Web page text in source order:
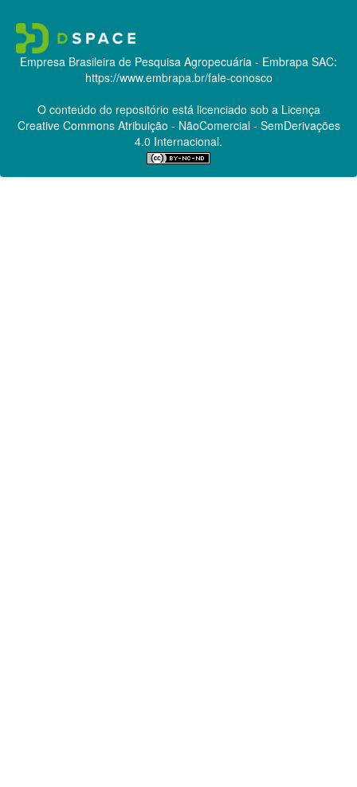
Empresa Brasileira de Pesquisa Agropecuária - Embrapa SAC:
https://www.embrapa.br/fale-conosco
O conteúdo do repositório está licenciado sob a Licença
Creative CommonsAtribuição - NãoComercial - SemDerivações
4.0 Internacional.